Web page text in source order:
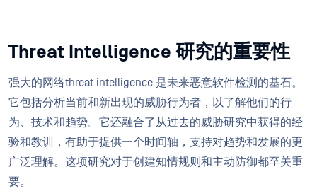
Threat Intelligence 研究的重要性
强大的网络threat intelligence 是未来恶意软件检测的基石。
它包括分析当前和新出现的威胁行为者，以了解他们的行
为、技术和趋势。它还融合了从过去的威胁研究中获得的经
验和教训，有助于提供一个时间轴，支持对趋势和发展的更
广泛理解。这项研究对于创建知情规则和主动防御都至关重
要。